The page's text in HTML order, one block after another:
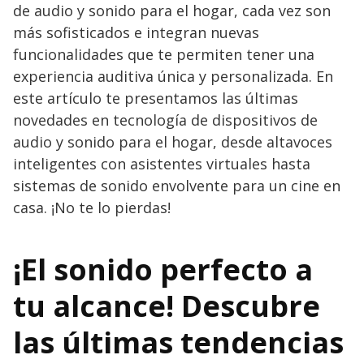
de audio y sonido para el hogar, cada vez son
más sofisticados e integran nuevas
funcionalidades que te permiten tener una
experiencia auditiva única y personalizada. En
este artículo te presentamos las últimas
novedades en tecnología de dispositivos de
audio y sonido para el hogar, desde altavoces
inteligentes con asistentes virtuales hasta
sistemas de sonido envolvente para un cine en
casa. ¡No te lo pierdas!
¡El sonido perfecto a
tu alcance! Descubre
las últimas tendencias